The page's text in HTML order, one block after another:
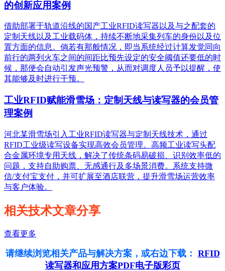
的创新应用案例
借助部署于轨道沿线的国产工业RFID读写器以及与之配套的
定制天线以及工业载码体，持续不断地采集列车的身份以及位
置方面的信息。倘若有那般情况，即当系统经过计算发觉同向
前行的两列火车之间的间距比预先设定的安全阈值还要低的时
候，那便会自动引发声光预警，从而对调度人员予以提醒，使
其能够及时进行干预。
工业RFID赋能滑雪场：定制天线与读写器的会员管
理案例
河北某滑雪场引入工业RFID读写器与定制天线技术，通过
RFID工业级读写设备实现高效会员管理。高频工业读写头配
合金属环境专用天线，解决了传统条码易破损、识别效率低的
问题，支持自助购票、无感通行及多场景消费。系统支持微
信/支付宝支付，并可扩展至酒店联营，提升滑雪场运营效率
与客户体验。
相关技术文章分享
查看更多
请继续浏览相关产品与解决方案，或右边下载： RFID
读写器和应用方案PDF电子版彩页